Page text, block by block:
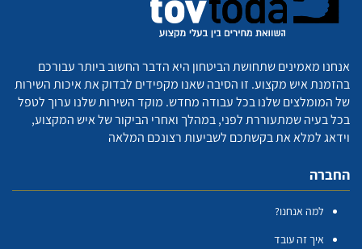
אנחנו מאמינים שתחושת הביטחון היא הדבר החשוב ביותר עבורכם
בהזמנת איש מקצוע. זו הסיבה שאנו מקפידים לבדוק את איכות השירות
של המומלצים שלנו בכל עבודה מחדש. מוקד השירות שלנו ערוך לטפל
בכל בעיה שמתעוררת לפני, במהלך ואחרי הביקור של איש המקצוע,
וידאג למלא את בקשתכם לשביעות רצונכם המלאה
החברה
למה אנחנו?
איך זה עובד